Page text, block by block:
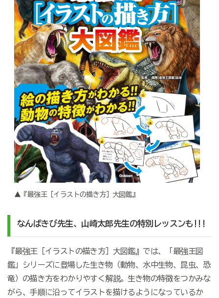
▲『最強王［イラストの描き方］大図鑑』
なんばきび先生、山崎太郎先生の特別レッスンも!!!
『最強王［イラストの描き方］大図鑑』では、「最強王図
鑑」シリーズに登場した生き物（動物、水中生物、昆虫、恐
竜）の描き方をわかりやすく解説。生き物の特徴をつかみな
がら、手順に沿ってイラストを描けるようになっているか